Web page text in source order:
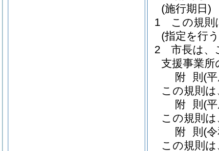
(施行期日)
1
この規則
(指定を行
2
市長は、
支援事業
附 則 (
この規則
附 則 (
この規則
附 則 (
この規則